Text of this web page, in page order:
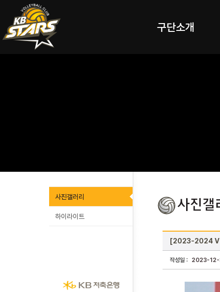
구단소개
사진갤러리
하이라이트
[2023-2024 V
작성일 : 2023-